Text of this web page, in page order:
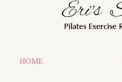
HOME